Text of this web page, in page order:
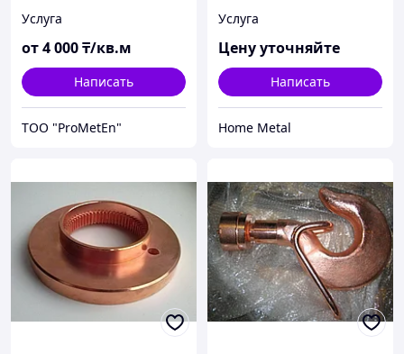
Услуга
от4 000₸/кв.м
Написать
ТОО "ProMetEn"
Услуга
Цену уточняйте
Написать
Home Metal